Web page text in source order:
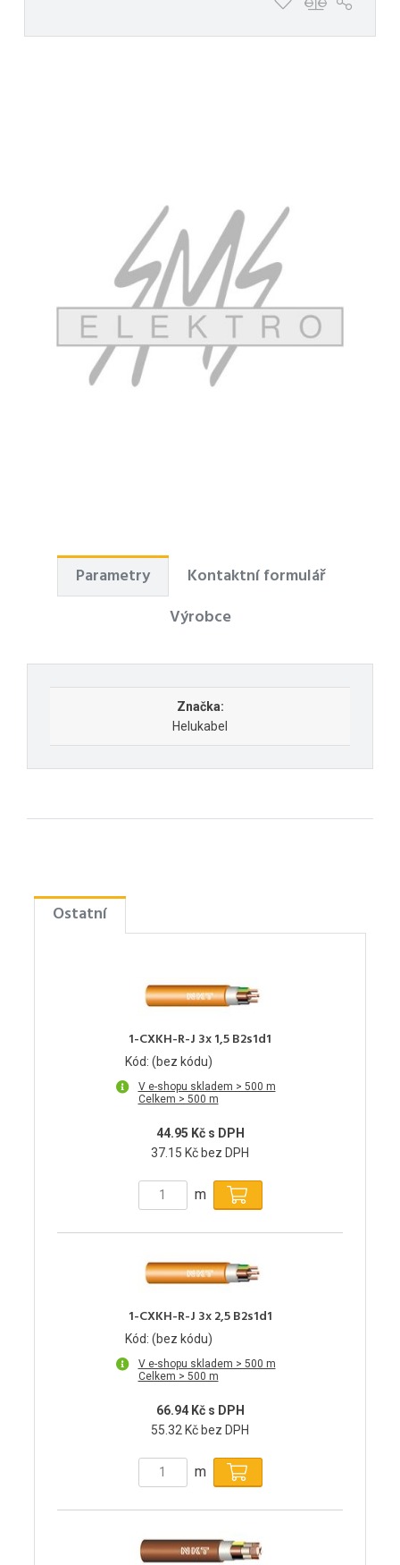
Parametry
Kontaktní formulář
Výrobce
Značka:
Helukabel
Ostatní
1-CXKH-R-J 3x 1,5 B2s1d1
Kód: (bez kódu)
V e-shopu skladem > 500 m
Celkem > 500 m
44.95 Kč s DPH
37.15 Kč bez DPH
m
1-CXKH-R-J 3x 2,5 B2s1d1
Kód: (bez kódu)
V e-shopu skladem > 500 m
Celkem > 500 m
66.94 Kč s DPH
55.32 Kč bez DPH
m